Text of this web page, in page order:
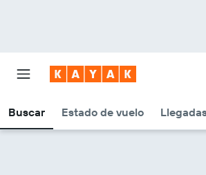
Buscar Estado de vuelo